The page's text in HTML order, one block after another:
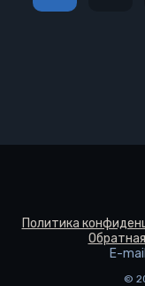
Политика
E-
©